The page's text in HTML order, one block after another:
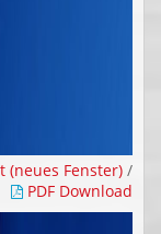
(neues Fenster) /
PDF Download